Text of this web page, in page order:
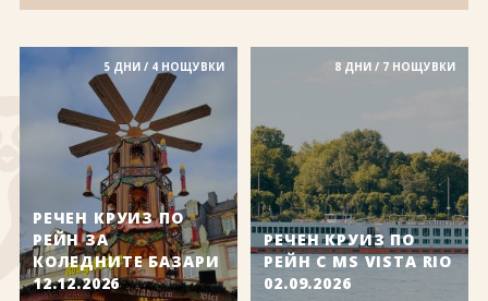
За нас
Полезно
Общи условия
Политика за
ЗАПИТВАНЕ
5 ДНИ / 4 НОЩУВКИ
РЕЧЕН КРУИЗ ПО
РЕЙН ЗА
КОЛЕДНИТЕ БАЗАРИ
12.12.2026
8 ДНИ / 7 НОЩУВКИ
РЕЧЕН КРУИЗ ПО
РЕЙН С MS VISTA RIO
02.09.2026